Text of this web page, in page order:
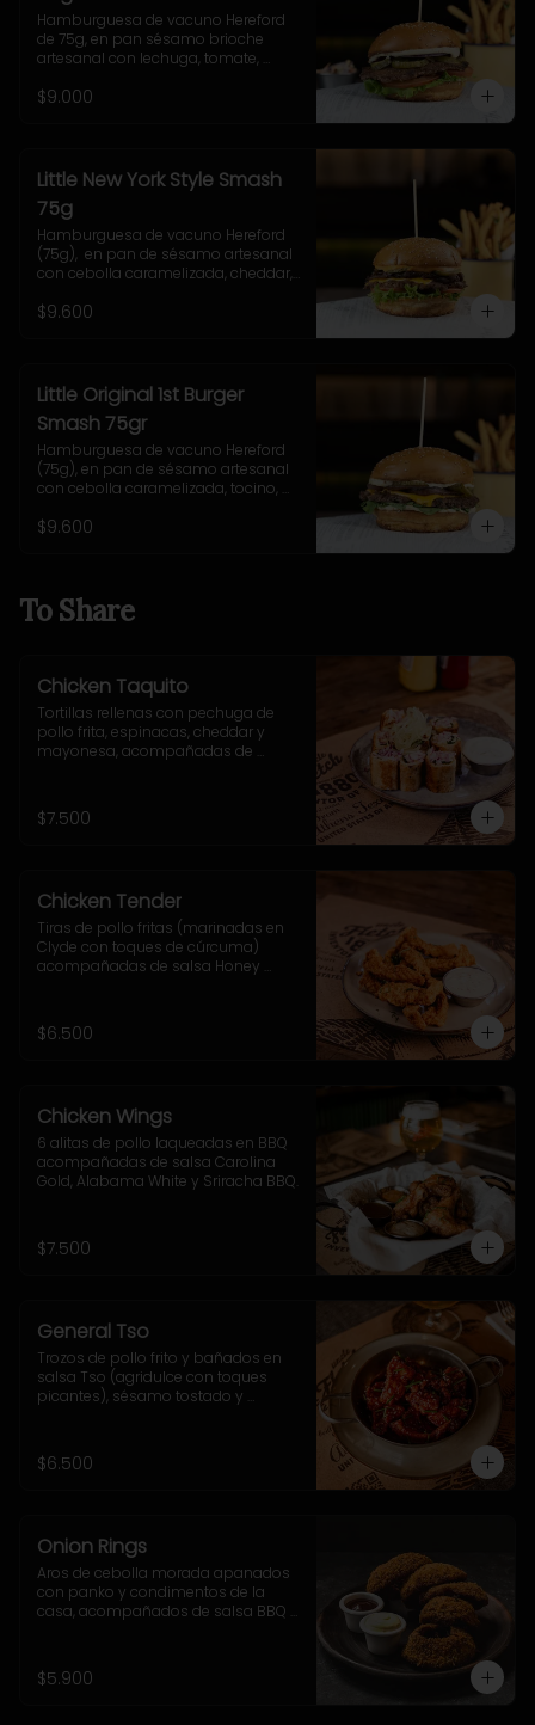
Hamburguesa de vacuno Hereford
de 75g, en pan sésamo brioche
artesanal con lechuga, tomate,
casera Uncle Fletch.
$9.000
Little New York Style Smash
75g
Hamburguesa de vacuno Hereford
(75g),  en pan de sésamo artesanal
con cebolla caramelizada, cheddar,
York. Incluye papas fritas rústicas.
$9.600
Little Original 1st Burger
Smash 75gr
Hamburguesa de vacuno Hereford
(75g), en pan de sésamo artesanal
con cebolla caramelizada, tocino,
casera Uncle Fletch. Incluye papas
$9.600
To Share
Chicken Taquito
Tortillas rellenas con pechuga de
pollo frita, espinacas, cheddar y
mayonesa, acompañadas de
$7.500
Chicken Tender
Tiras de pollo fritas (marinadas en
Clyde con toques de cúrcuma)
acompañadas de salsa Honey
$6.500
Chicken Wings
6 alitas de pollo laqueadas en BBQ
acompañadas de salsa Carolina
Gold, Alabama White y Sriracha BBQ.
$7.500
General Tso
Trozos de pollo frito y bañados en
salsa Tso (agridulce con toques
picantes), sésamo tostado y
$6.500
Onion Rings
Aros de cebolla morada apanados
con panko y condimentos de la
casa, acompañados de salsa BBQ y
$5.900